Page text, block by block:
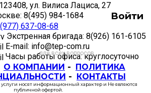
ул. Вилиса Лациса, 27
8(495) 984-1684
637-08-68
Экстренная бригада: 8(926) 161-6105
E-mail: info@tep-com.ru
для всех вопросов
Часы работы офиса: круглосуточно
О КОМПАНИИ - ПОЛИТИКА
- КОНТАКТЫ
носят информационный характер и Не являются
публичной офертой.
Войти